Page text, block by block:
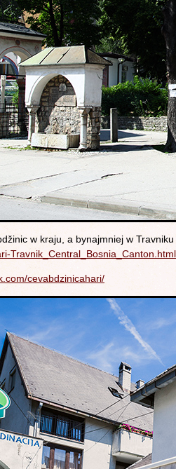
w kraju, a bynajmniej w
Travnik_Central_Bosnia_Canton.html
cevabdzinicahari/